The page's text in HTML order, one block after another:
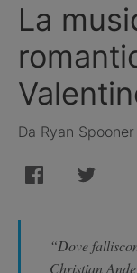
La
Da Ryan Spooner
“Dove
Christian